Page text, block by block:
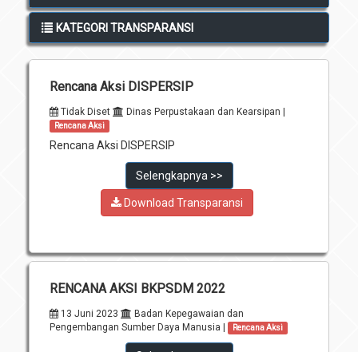
Demografis
Legislatif
Perangkat Daerah
Sekretariat Daerah
Kecamatan
Desa
Kelurahan
Unit Pelaksana Teknis (UPT)
Transparansi
Informasi
Layanan
Agenda
Pengumuman
Infografis
Download
KATEGORI TRANSPARANSI
Rencana Aksi DISPERSIP
Tidak Diset Dinas Perpustakaan dan Kearsipan |
Rencana Aksi
Rencana Aksi DISPERSIP
Selengkapnya >>
Download Transparansi
RENCANA AKSI BKPSDM 2022
13 Juni 2023
Badan Kepegawaian dan
Pengembangan Sumber Daya Manusia |
Rencana Aksi